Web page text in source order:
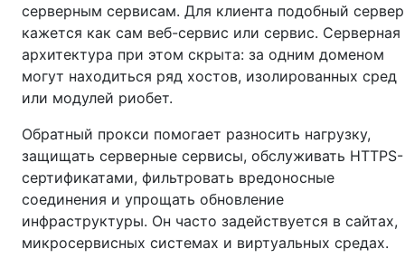
серверным сервисам. Для клиента подобный сервер
кажется как сам веб-сервис или сервис. Серверная
архитектура при этом скрыта: за одним доменом
могут находиться ряд хостов, изолированных сред
или модулей риобет.
Обратный прокси помогает разносить нагрузку,
защищать серверные сервисы, обслуживать HTTPS-
сертификатами, фильтровать вредоносные
соединения и упрощать обновление
инфраструктуры. Он часто задействуется в сайтах,
микросервисных системах и виртуальных средах.